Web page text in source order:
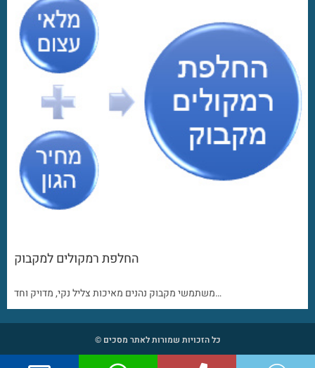
החלפת רמקולים למקבוק
משתמשי מקבוק נהנים מאיכות צליל נקי, מדויק וחד…
כל הזכויות שמורות לאתר מסכים ©